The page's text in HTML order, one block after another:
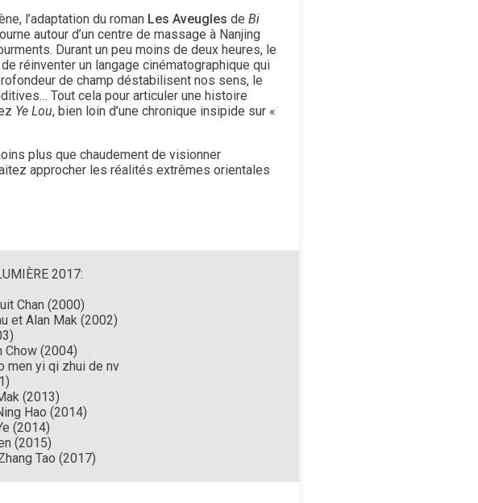
l’adaptation du roman Les Aveugles de Bi
autour d’un centre de massage à Nanjing
Durant un peu moins de deux heures, le
réinventer un langage cinématographique qui
de champ déstabilisent nos sens, le
Tout cela pour articuler une histoire
Ye Lou, bien loin d’une chronique insipide sur «
plus que chaudement de visionner
approcher les réalités extrêmes orientales
2017:
Chan (2000)
et Alan Mak (2002)
Chow (2004)
men yi qi zhui de nv
(2013)
Hao (2014)
(2014)
(2015)
Tao (2017)